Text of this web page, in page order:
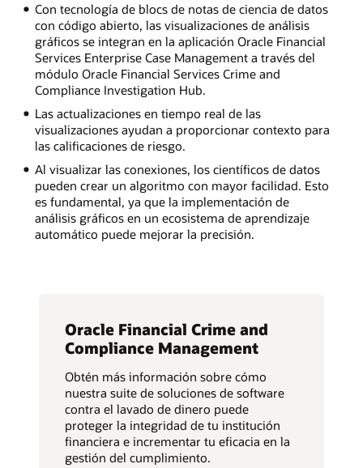
Con tecnología de blocs de notas de ciencia de datos
con código abierto, las visualizaciones de análisis
gráficos se integran en la aplicación Oracle Financial
Services Enterprise Case Management a través del
módulo Oracle Financial Services Crime and
Compliance Investigation Hub.
Las actualizaciones en tiempo real de las
visualizaciones ayudan a proporcionar contexto para
las calificaciones de riesgo.
Al visualizar las conexiones, los científicos de datos
pueden crear un algoritmo con mayor facilidad. Esto
es fundamental, ya que la implementación de
análisis gráficos en un ecosistema de aprendizaje
automático puede mejorar la precisión.
Oracle Financial Crime and
Compliance Management
Obtén más información sobre cómo
nuestra suite de soluciones de software
contra el lavado de dinero puede
proteger la integridad de tu institución
financiera e incrementar tu eficacia en la
gestión del cumplimiento.